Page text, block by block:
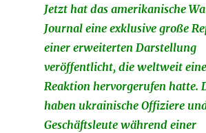
Jetzt hat das amerikanische
Journal eine exklusive große
einer erweiterten Darstellung
veröffentlicht, die weltweit
Reaktion hervorgerufen hatte.
haben ukrainische Offiziere
Geschäftsleute während einer